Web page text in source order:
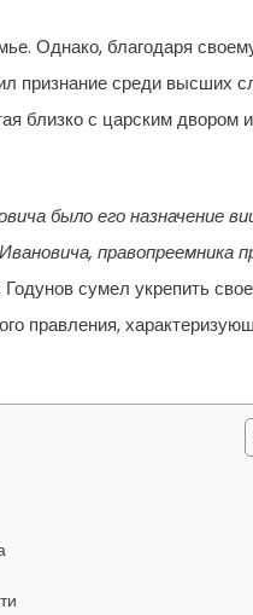
Однако, благодаря
признание среди
близко с царским двором
было его назначение
правопреемника
сумел укрепить
правления,